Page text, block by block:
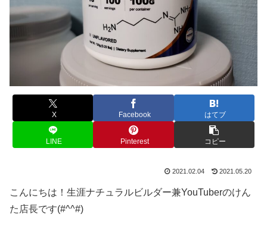
X Facebook はてブ
LINE Pinterest コピー
2021.02.04 2021.05.20
こんにちは！生涯ナチュラルビルダー兼YouTuberのけん
た店長です(#^^#)